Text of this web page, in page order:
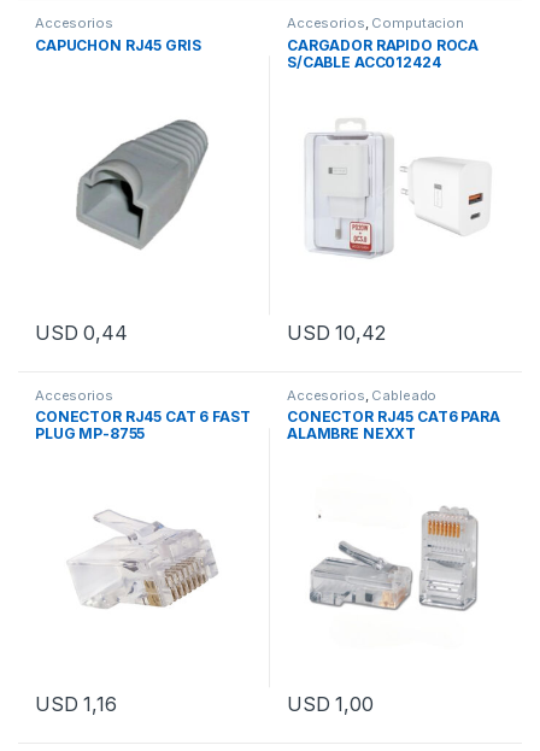
Accesorios
CAPUCHON RJ45 GRIS
USD 0,44
Accesorios, Computacion
CARGADOR RAPIDO ROCA
S/CABLE ACC012424
USD 10,42
Accesorios
CONECTOR RJ45 CAT 6 FAST
PLUG MP-8755
USD 1,16
Accesorios Cableado
Estructurado
CONECTOR RJ45 CAT6 PARA
ALAMBRE NEXXT
USD 1,00